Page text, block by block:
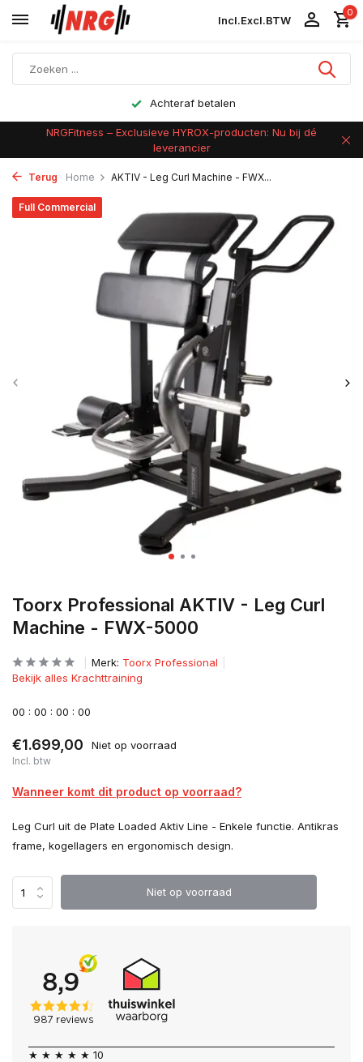
Incl.Excl.BTW
0
Achteraf betalen
NRGFitness – Exclusieve HYROX-producten: Nu bij dé
leverancier
Terug Home AKTIV - Leg Curl Machine - FWX...
Toorx Professional AKTIV - Leg Curl
Machine - FWX-5000
Full Commercial
Merk: Toorx Professional
Bekijk alles Krachttraining
00 : 00 : 00 : 00
€1.699,00 Niet op voorraad
Incl. btw
Wanneer komt dit product op voorraad?
Leg Curl uit de Plate Loaded Aktiv Line - Enkele functie. Antikras
frame, kogellagers en ergonomisch design.
Niet op voorraad
★ ★ ★ ★ ★ 10